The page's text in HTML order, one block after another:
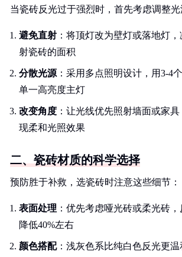
当瓷砖反光过于强烈时，首先考虑调整光
避免直射 ：将顶灯改为壁灯或落地灯
射瓷砖的面积
分散光源 ：采用多点照明设计，用3-4
单一高亮度主灯
改变角度 ：让光线优先照射墙面或家
现柔和光照效果
二、瓷砖材质的科学选择
预防胜于补救，选瓷砖时注意这些细节：
表面处理 ：优先考虑哑光砖或柔光砖
降低40%左右
颜色搭配：浅灰色系比纯白色反光更